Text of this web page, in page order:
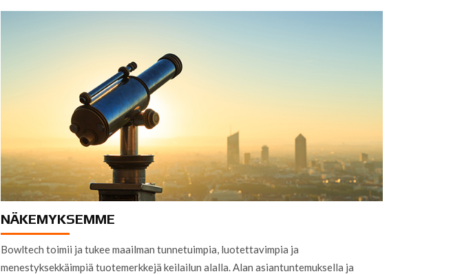
NÄKEMYKSEMME
Bowltech toimii ja tukee maailman tunnetuimpia, luotettavimpia ja
menestyksekkäimpiä tuotemerkkejä keilailun alalla. Alan asiantuntemuksella ja